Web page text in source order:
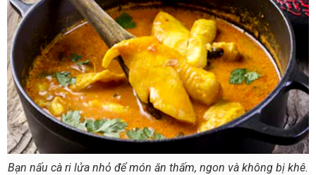
Bạn nấu cà ri lửa nhỏ để món ăn thấm, ngon và không bị khê.